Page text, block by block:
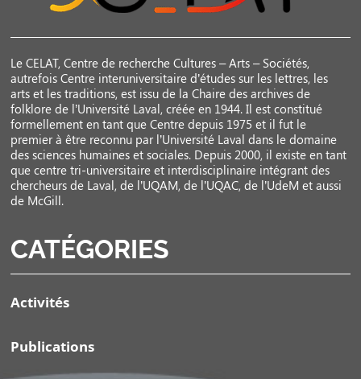
Le CELAT, Centre de recherche Cultures – Arts – Sociétés,
autrefois Centre interuniversitaire d’études sur les lettres, les
arts et les traditions, est issu de la Chaire des archives de
folklore de l’Université Laval, créée en 1944. Il est constitué
formellement en tant que Centre depuis 1975 et il fut le
premier à être reconnu par l’Université Laval dans le domaine
des sciences humaines et sociales. Depuis 2000, il existe en tant
que centre tri-universitaire et interdisciplinaire intégrant des
chercheurs de Laval, de l’UQAM, de l’UQAC, de l’UdeM et aussi
de McGill.
CATÉGORIES
Activités
Publications